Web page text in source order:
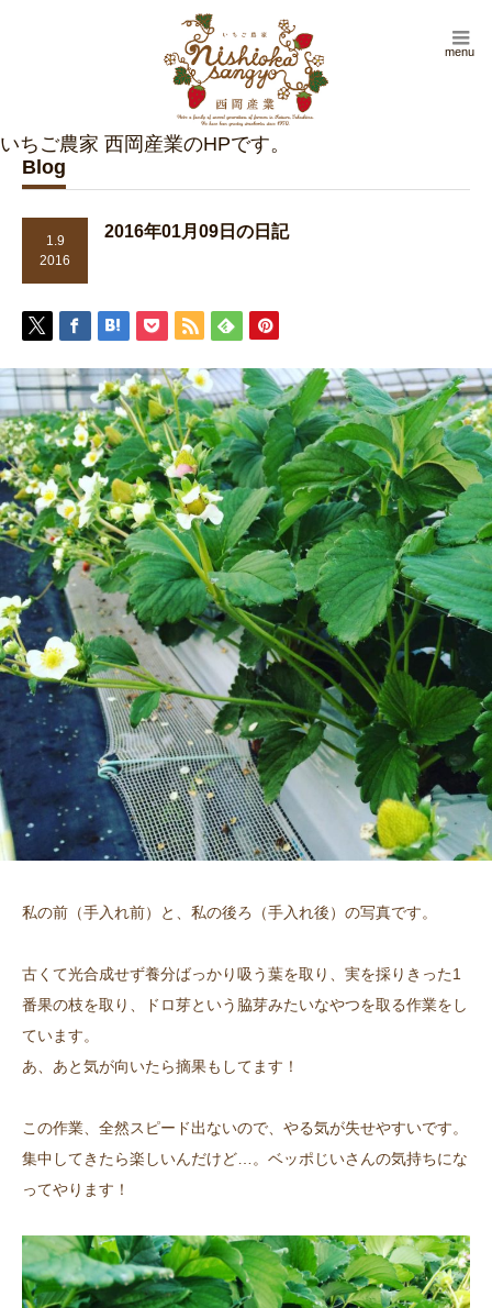
menu
Blog
1.9
2016
2016年01月09日の日記
私の前（手入れ前）と、私の後ろ（手入れ後）の写真です。
古くて光合成せず養分ばっかり吸う葉を取り、実を採りきった1
番果の枝を取り、ドロ芽という脇芽みたいなやつを取る作業をし
ています。
あ、あと気が向いたら摘果もしてます！
この作業、全然スピード出ないので、やる気が失せやすいです。
集中してきたら楽しいんだけど…。ベッポじいさんの気持ちにな
ってやります！